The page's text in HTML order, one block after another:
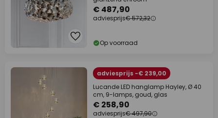
€ 487,90
adviesprijs€ 572,32
Op voorraad
adviesprijs -€ 239,00
Lucande LED hanglamp Hayley, Ø 40
cm, 9-lamps, goud, glas
€ 258,90
adviesprijs€ 497,90